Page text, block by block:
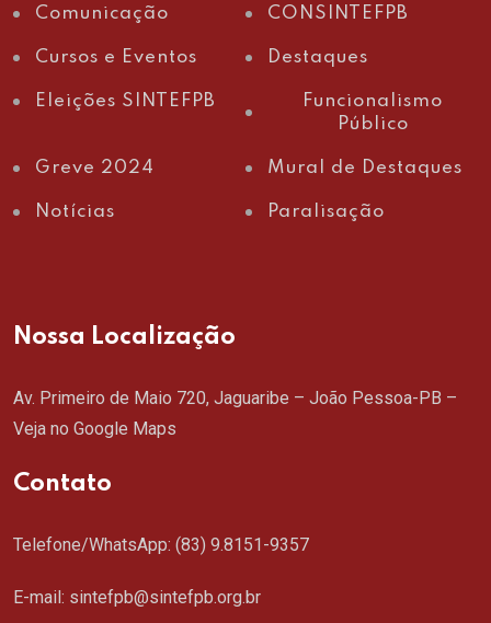
Comunicação CONSINTEFPB
Cursos e Eventos Destaques
Eleições SINTEFPB
Funcionalismo
Público
Greve 2024 Mural de Destaques
Notícias Paralisação
Nossa Localização
Av. Primeiro de Maio 720, Jaguaribe – João Pessoa-PB –
Veja no Google Maps
Contato
Telefone/WhatsApp: (83) 9.8151-9357
E-mail: sintefpb@sintefpb.org.br